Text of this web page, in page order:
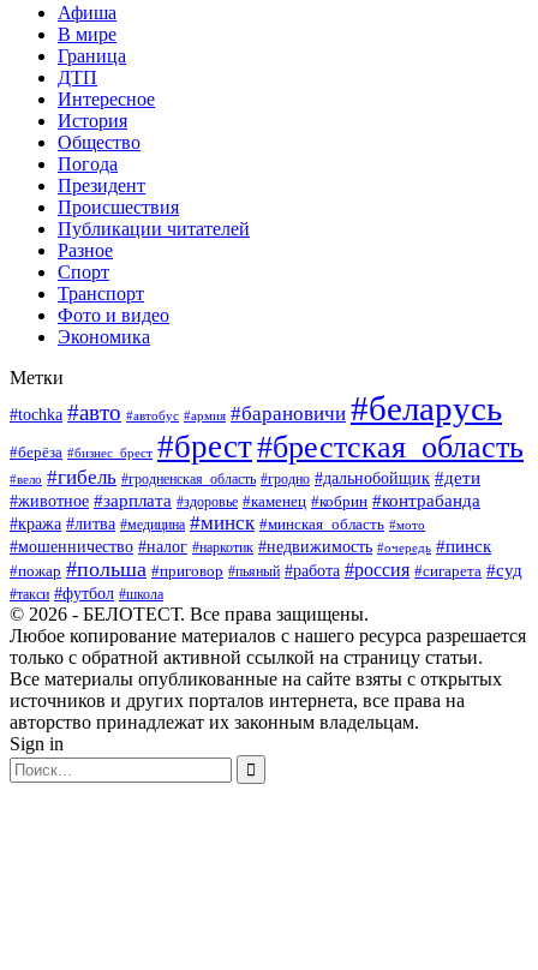
Афиша
В мире
Граница
ДТП
Интересное
История
Общество
Погода
Президент
Происшествия
Публикации читателей
Разное
Спорт
Транспорт
Фото и видео
Экономика
Метки
#tochka #авто #автобус #армия #барановичи #беларусь
#берёза #бизнес_брест #брест#брестская_область
#вело #гибель #гродненская_область #гродно #дальнобойщик #дети
#животное #зарплата #здоровье #каменец #кобрин #контрабанда
#кража #литва #медицина #минск #минская_область #мото
#мошенничество #налог #наркотик #недвижимость #очередь #пинск
#пожар #польша #приговор #пьяный #работа #россия #сигарета #суд
#такси #футбол #школа
© 2026 - БЕЛОТЕСТ. Все права защищены.
Любое копирование материалов с нашего ресурса разрешается
только с обратной активной ссылкой на страницу статьи.
Все материалы опубликованные на сайте взяты с открытых
источников и других порталов интернета, все права на
авторство принадлежат их законным владельцам.
Sign in